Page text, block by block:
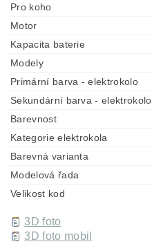
Pro koho
Motor
Kapacita baterie
Modely
Primární barva - elektrokolo
Sekundární barva - elektrokolo
Barevnost
Kategorie elektrokola
Barevná varianta
Modelová řada
Velikost kod
3D foto
3D foto mobil